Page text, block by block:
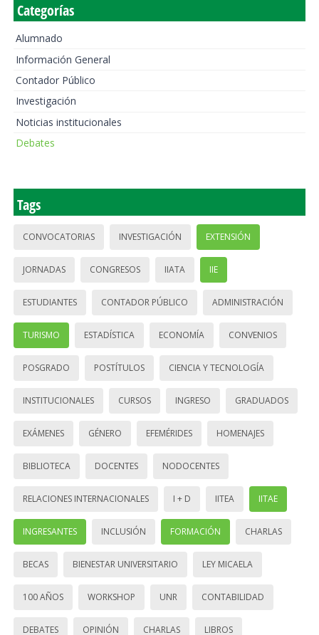
Categorías
Alumnado
Información General
Contador Público
Investigación
Noticias institucionales
Debates
Tags
CONVOCATORIAS INVESTIGACIÓN EXTENSIÓN
JORNADAS CONGRESOS IIATA IIE
ESTUDIANTES CONTADOR PÚBLICO ADMINISTRACIÓN
TURISMO ESTADÍSTICA ECONOMÍA CONVENIOS
POSGRADO POSTÍTULOS CIENCIA Y TECNOLOGÍA
INSTITUCIONALES CURSOS INGRESO GRADUADOS
EXÁMENES GÉNERO EFEMÉRIDES HOMENAJES
BIBLIOTECA DOCENTES NODOCENTES
RELACIONES INTERNACIONALES I + D IITEA IITAE
INGRESANTES INCLUSIÓN FORMACIÓN CHARLAS
BECAS BIENESTAR UNIVERSITARIO LEY MICAELA
100 AÑOS WORKSHOP UNR CONTABILIDAD
DEBATES OPINIÓN CHARLAS LIBROS